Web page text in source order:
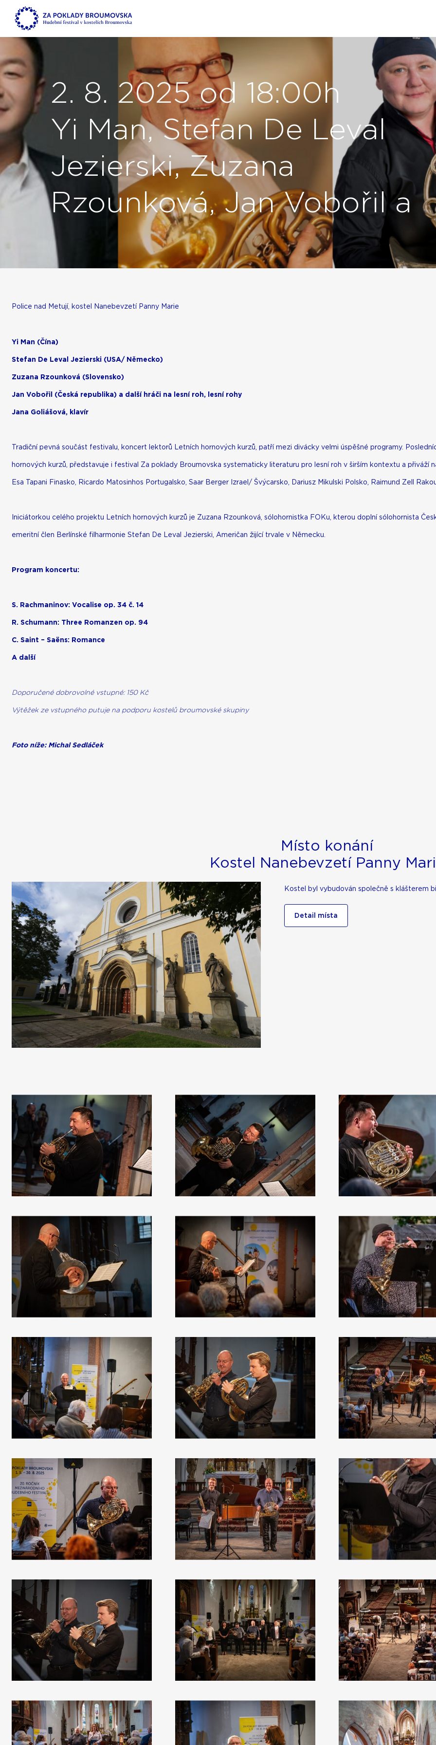
2. 8. 2025 od 18:00h
Yi Man, Stefan De Leval
Jezierski, Zuzana
Rzounková, Jan Vobořil a
další...
Police nad Metují, kostel Nanebevzetí Panny Marie
Yi Man (Čína)
Stefan De Leval Jezierski (USA/ Německo)
Zuzana Rzounková (Slovensko)
Jan Vobořil (Česká republika) a další hráči na lesní roh, lesní rohy
Jana Goliášová, klavír
Tradiční pevná součást festivalu, koncert lektorů Letních hornových kurzů, patří mezi divácky velmi úspěšné programy.
hornových kurzů, představuje i festival Za poklady Broumovska systematicky literaturu pro lesní roh v širším kontextu a přiváží
Esa Tapani Finasko, Ricardo Matosinhos Portugalsko, Saar Berger Izrael/ Švýcarsko, Dariusz Mikulski Polsko, Raimund Zell
Iniciátorkou celého projektu Letních hornových kurzů je Zuzana Rzounková, sólohornistka FOKu, kterou doplní sólohornista
emeritní člen Berlínské filharmonie Stefan De Leval Jezierski, Američan žijící trvale v Německu.
Program koncertu:
S. Rachmaninov: Vocalise op. 34 č. 14
R. Schumann: Three Romanzen op. 94
C. Saint – Saëns: Romance
A další
Doporučené dobrovolné vstupné: 150 Kč
Výtěžek ze vstupného putuje na podporu kostelů broumovské skupiny
Foto níže: Michal Sedláček
Místo konání
Kostel Nanebevzetí Panny
Kostel byl vybudován společně s klášterem
Detail místa